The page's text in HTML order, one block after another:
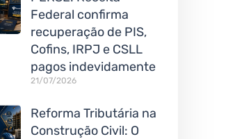
Federal confirma
recuperação de PIS,
Cofins, IRPJ e CSLL
pagos indevidamente
21/07/2026
Reforma Tributária na
Construção Civil: O